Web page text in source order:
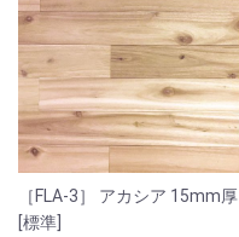
［FLA-3］ アカシア 15mm厚
[標準]